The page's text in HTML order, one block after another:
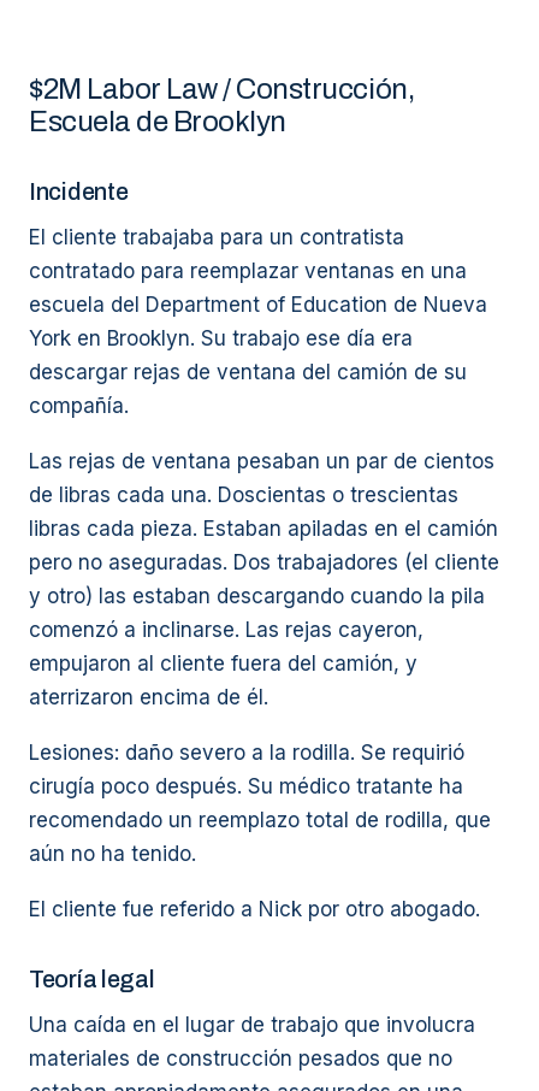
$2M Labor Law / Construcción,
Escuela de Brooklyn
Incidente
El cliente trabajaba para un contratista
contratado para reemplazar ventanas en una
escuela del Department of Education de Nueva
York en Brooklyn. Su trabajo ese día era
descargar rejas de ventana del camión de su
compañía.
Las rejas de ventana pesaban un par de cientos
de libras cada una. Doscientas o trescientas
libras cada pieza. Estaban apiladas en el camión
pero no aseguradas. Dos trabajadores (el cliente
y otro) las estaban descargando cuando la pila
comenzó a inclinarse. Las rejas cayeron,
empujaron al cliente fuera del camión, y
aterrizaron encima de él.
Lesiones: daño severo a la rodilla. Se requirió
cirugía poco después. Su médico tratante ha
recomendado un reemplazo total de rodilla, que
aún no ha tenido.
El cliente fue referido a Nick por otro abogado.
Teoría legal
Una caída en el lugar de trabajo que involucra
materiales de construcción pesados que no